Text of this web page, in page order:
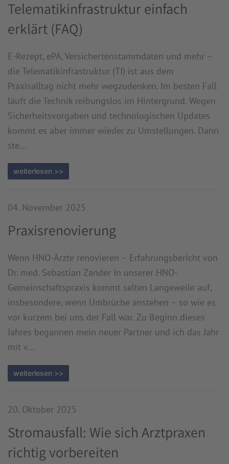
Telematikinfrastruktur einfach
erklärt (FAQ)
E-Rezept, ePA, Versichertenstammdaten und mehr –
die Telematikinfrastruktur (TI) ist aus dem
Praxisalltag nicht mehr wegzudenken. Im besten Fall
läuft die Technik reibungslos im Hintergrund. Wegen
Sicherheitsvorgaben und technologischen Updates
kommt es aber immer wieder zu Umstellungen. Dann
ste...
weiterlesen >>
04. November 2025
Praxisrenovierung
Wenn HNO-Ärzte renovieren – Erfahrungsbericht von
Dr. med. Sebastian Zander In unserer HNO-
Gemeinschaftspraxis kommt selten Langeweile auf,
insbesondere, wenn Umbrüche anstehen – so wie es
vor kurzem bei uns der Fall war. Zu Beginn dieses
Jahres begannen mein neuer Partner und ich das Jahr
mit v...
weiterlesen >>
20. Oktober 2025
Stromausfall: Wie sich Arztpraxen
richtig vorbereiten